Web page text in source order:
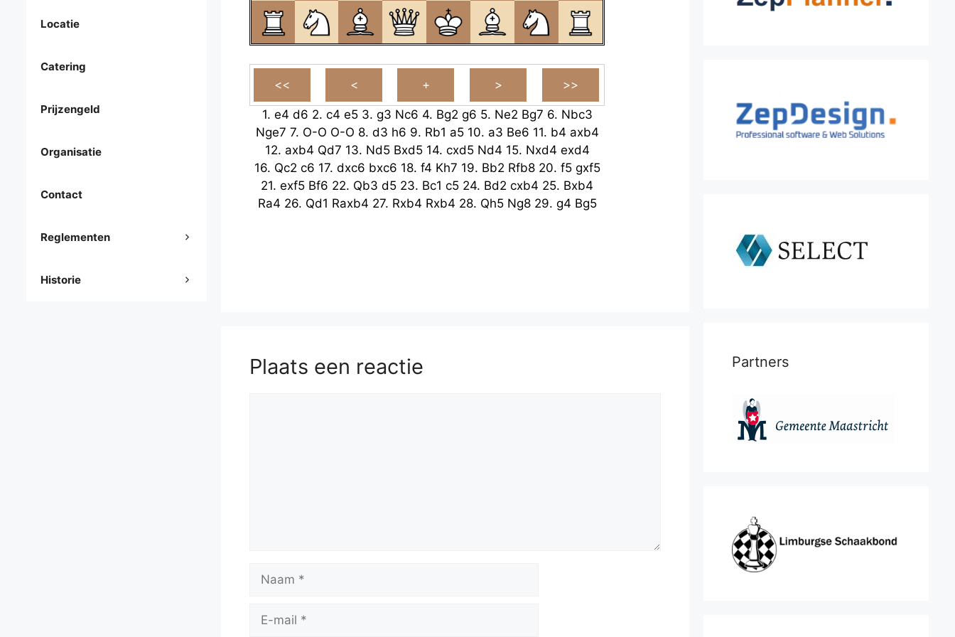
1. e4 d6 2. c4 e5 3. g3 Nc6 4. Bg2 g6 5. Ne2 Bg7 6. Nbc3
Nge7 7. O-O O-O 8. d3 h6 9. Rb1 a5 10. a3 Be6 11. b4 axb4
12. axb4 Qd7 13. Nd5 Bxd5 14. cxd5 Nd4 15. Nxd4 exd4
16. Qc2 c6 17. dxc6 bxc6 18. f4 Kh7 19. Bb2 Rfb8 20. f5 gxf5
21. exf5 Bf6 22. Qb3 d5 23. Bc1 c5 24. Bd2 cxb4 25. Bxb4
Ra4 26. Qd1 Raxb4 27. Rxb4 Rxb4 28. Qh5 Ng8 29. g4 Bg5
Plaats een reactie
mail
Locatie
Catering
Prijzengeld
Organisatie
Contact
Reglementen
Historie
Partners